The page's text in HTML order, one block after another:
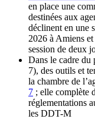
en place une
destinées aux
déclinent en une
2026 à Amiens
session de deux
Dans le cadre du
7), des outils et
la chambre de
7 ; elle complète
réglementations
les DDT-M